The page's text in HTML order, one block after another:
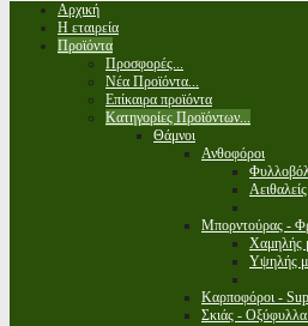
Αρχική
Η εταιρεία
Προϊόντα
Προσφορές...
Νέα Προϊόντα...
Επίκαιρα προϊόντα
Κατηγορίες Προϊόντων...
Θάμνοι
Ανθοφόροι
Αειθαλείς
Μπορντούρας -
Χαμηλής
Υψηλής
Καρποφόροι -
Σκιάς -